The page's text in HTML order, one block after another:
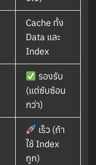
Cache ทั้ง
Data และ
Index
รองรับ
(แต่ซับซ้อน
กว่า)
เร็ว (ถ้า
ใช้ Index
ถูก)